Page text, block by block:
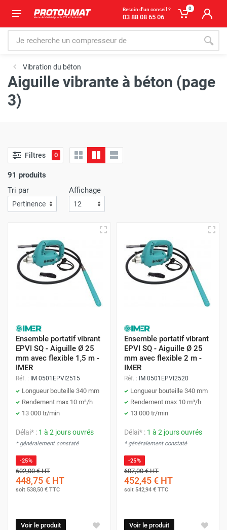
Besoin d'un conseil ?
03 88 08 65 06
0
Vibration du béton
Aiguille vibrante à béton (page
3)
Filtres 0
91 produits
Tri par
Affichage
Ensemble portatif vibrant
EPVI SQ - Aiguille Ø 25
mm avec flexible 1,5 m -
IMER
Réf. : IM 0501EPVI2515
Longueur bouteille 340 mm
Rendement max 10 m³/h
13 000 tr/min
Délai* : 1 à 2 jours ouvrés
* généralement constaté
-25%
602,00 €HT
448,75 € HT
soit 538,50 € TTC
Voir le produit
Ensemble portatif vibrant
EPVI SQ - Aiguille Ø 25
mm avec flexible 2 m -
IMER
Réf. : IM 0501EPVI2520
Longueur bouteille 340 mm
Rendement max 10 m³/h
13 000 tr/min
Délai* : 1 à 2 jours ouvrés
* généralement constaté
-25%
607,00 €HT
452,45 € HT
soit 542,94 € TTC
Voir le produit